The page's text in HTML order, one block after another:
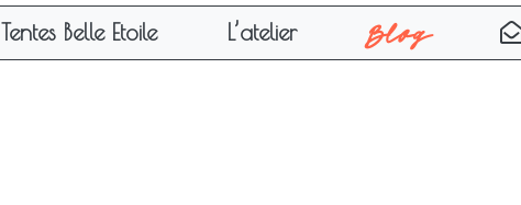
Tentes Belle Etoile L’atelier Blog